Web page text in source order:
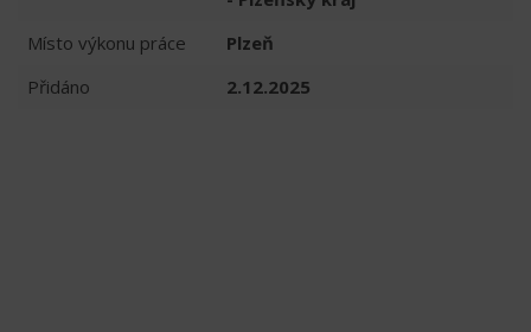
Místo výkonu práce
Plzeň
Přidáno
2.12.2025